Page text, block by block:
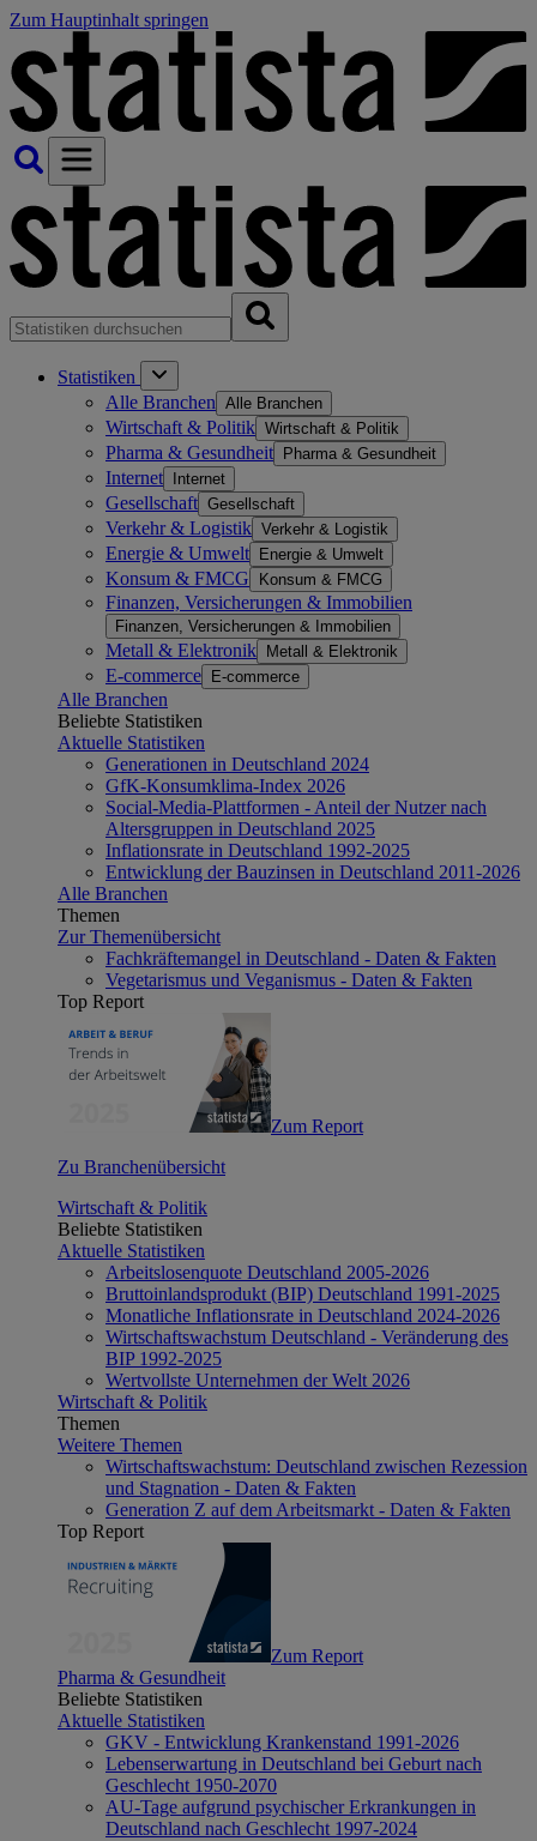
Zum Hauptinhalt springen
Statistiken
Alle Branchen Alle Branchen
Wirtschaft & Politik Wirtschaft & Politik
Pharma & Gesundheit Pharma & Gesundheit
Internet Internet
Gesellschaft Gesellschaft
Verkehr & Logistik Verkehr & Logistik
Energie & Umwelt Energie & Umwelt
Konsum & FMCG Konsum & FMCG
Finanzen, Versicherungen & Immobilien
Finanzen, Versicherungen & Immobilien
Metall & Elektronik Metall & Elektronik
E-commerce E-commerce
Alle Branchen
Beliebte Statistiken
Aktuelle Statistiken
Generationen in Deutschland 2024
GfK-Konsumklima-Index 2026
Social-Media-Plattformen - Anteil der Nutzer nach
Altersgruppen in Deutschland 2025
Inflationsrate in Deutschland 1992-2025
Entwicklung der Bauzinsen in Deutschland 2011-2026
Alle Branchen
Themen
Zur Themenübersicht
Fachkräftemangel in Deutschland - Daten & Fakten
Vegetarismus und Veganismus - Daten & Fakten
Top Report
Zum Report
Zu Branchenübersicht
Wirtschaft & Politik
Beliebte Statistiken
Aktuelle Statistiken
Arbeitslosenquote Deutschland 2005-2026
Bruttoinlandsprodukt (BIP) Deutschland 1991-2025
Monatliche Inflationsrate in Deutschland 2024-2026
Wirtschaftswachstum Deutschland - Veränderung des
BIP 1992-2025
Wertvollste Unternehmen der Welt 2026
Wirtschaft & Politik
Themen
Weitere Themen
Wirtschaftswachstum: Deutschland zwischen Rezession
und Stagnation - Daten & Fakten
Generation Z auf dem Arbeitsmarkt - Daten & Fakten
Top Report
Zum Report
Pharma & Gesundheit
Beliebte Statistiken
Aktuelle Statistiken
GKV - Entwicklung Krankenstand 1991-2026
Lebenserwartung in Deutschland bei Geburt nach
Geschlecht 1950-2070
AU-Tage aufgrund psychischer Erkrankungen in
Deutschland nach Geschlecht 1997-2024